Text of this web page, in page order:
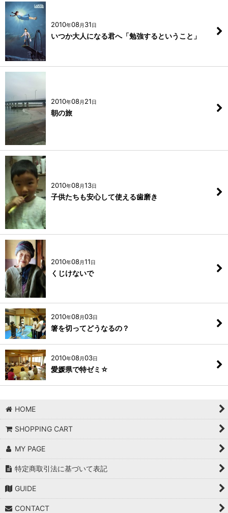
2010年08月 31日
いつか大人になる君へ「勉強するということ」
2010年08月 21日
朝の旅
2010年08月13日
子供たちも安心して使える歯磨き
2010年08月11日
くじけないで
2010年08月03日
箸を切ってどうなるの？
2010年08月03日
愛媛県で特ゼミ☆
HOME
SHOPPING CART
MY PAGE
特定商取引法に基づいて表記
GUIDE
CONTACT